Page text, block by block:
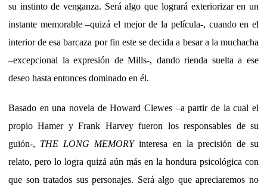
su instinto de venganza. Será algo que logrará exteriorizar en un
instante memorable –quizá el mejor de la película-, cuando en el
interior de esa barcaza por fin este se decida a besar a la muchacha
–excepcional la expresión de Mills-, dando rienda suelta a ese
deseo hasta entonces dominado en él.
Basado en una novela de Howard Clewes –a partir de la cual el
propio Hamer y Frank Harvey fueron los responsables de su
guión-, THE LONG MEMORYinteresa en la precisión de su
relato, pero lo logra quizá aún más en la hondura psicológica con
que son tratados sus personajes. Será algo que apreciaremos no